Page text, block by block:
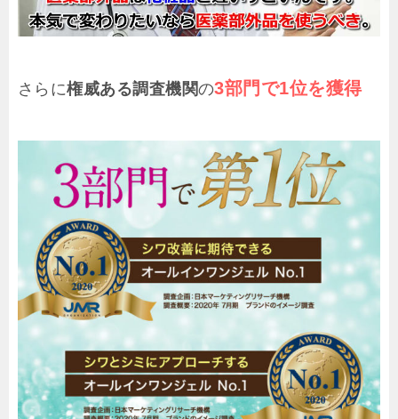
さらに権威ある調査機関の3部門で1位を獲得